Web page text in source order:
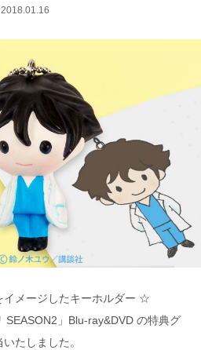
2018.01.16
メージしたキーホルダー ☆
SEASON2」Blu-ray&DVD の特典グ
たしました。